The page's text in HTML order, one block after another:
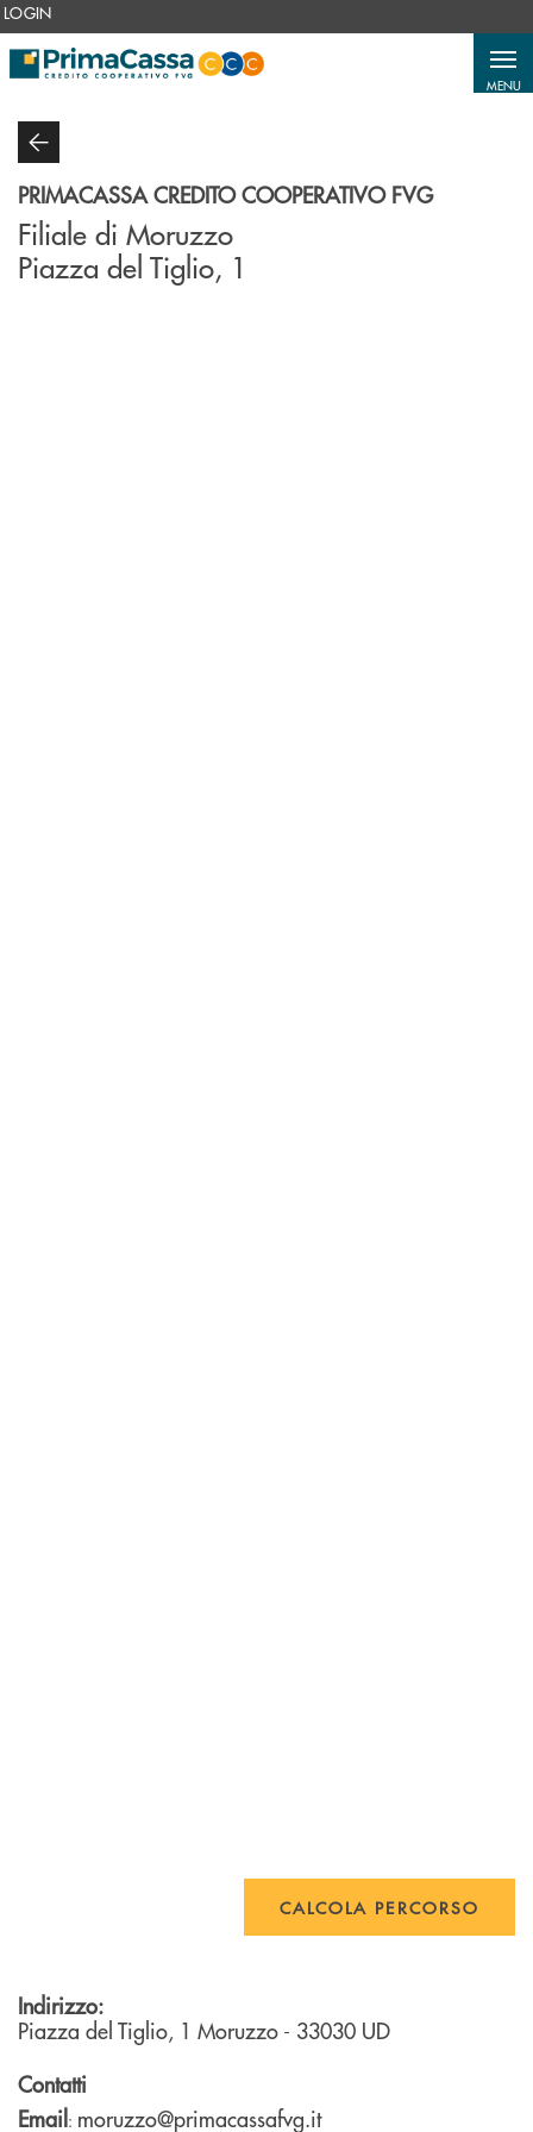
Salta al contenuto principale
LOGIN
MENU
PRIMACASSA CREDITO COOPERATIVO FVG
Filiale di Moruzzo
Piazza del Tiglio, 1
CALCOLA PERCORSO
Indirizzo:
Piazza del Tiglio, 1 Moruzzo - 33030 UD
Contatti
Email : moruzzo@primacassafvg.it